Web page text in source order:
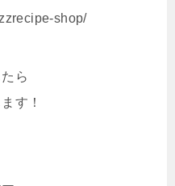
shop/
ら
す！